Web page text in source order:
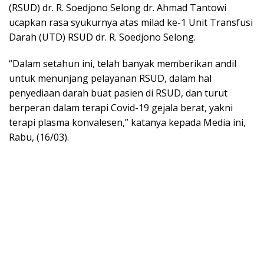
(RSUD) dr. R. Soedjono Selong dr. Ahmad Tantowi
ucapkan rasa syukurnya atas milad ke-1 Unit Transfusi
Darah (UTD) RSUD dr. R. Soedjono Selong.
“Dalam setahun ini, telah banyak memberikan andil
untuk menunjang pelayanan RSUD, dalam hal
penyediaan darah buat pasien di RSUD, dan turut
berperan dalam terapi Covid-19 gejala berat, yakni
terapi plasma konvalesen,” katanya kepada Media ini,
Rabu, (16/03).